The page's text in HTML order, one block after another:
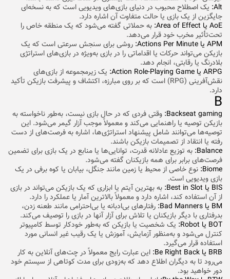
Alt: یک اصطلاح محبوب در دنیای بازی‌های ویدیویی است که به نسخه‌ای
جایگزین از یک بازی یا حالت متفاوت آن اشاره دارد.
AoE یا Area of Effect:
به حملاتی گفته می‌شود که یک منطقه خاص را
تحت‌تأثیر مخرب خود قرار می‌دهد.
APM یا Actions Per Minute:
روشی برای سنجش سرعتی است که یک
بازیکن می‌تواند حرکات یا اقداماتی را در بازی به‌ویژه در بازی‌های استراتژی
بلادرنگ یا رقابتی، انجام دهد.
ARPG یا Action Role-Playing Game:
یک زیرمجموعه از بازی‌های
نقش‌آفرینی (RPG) است که بر روی مبارزه، اکتشاف و پیشرفت بازیکن تأکید
دارد.
B
Backseat gaming: وقتی فردی که در حال بازی نیست، به‌طور ناخواسته به
بازیکن توصیه یا راهنمایی می‌کند و معمولاً موجب آزار گیمر می‌شود. این
توصیه‌ها می‌توانند شامل پیشنهاد استراتژی‌ها، اشاره به فرصت‌های از دست
رفته یا انتقاد از تصمیمات بازیکن باشند.
Balance: به توزیع عادلانه قدرت، توانایی‌ها یا منابع در یک بازی برای تضمین
فرصت‌های برابر برای همه بازیکنان گفته می‌شود.
Biome: نوع خاصی از محیط یا زمین مانند جنگل، بیابان یا کوه برفی در یک
بازی ویدیویی است.
BIS یا Best in Slot:
به بهترین آیتم یا ابزاری که یک بازیکن می‌تواند در بازی
از آن استفاده کند، اشاره دارد و معمولاً بالاترین آمار یا عملکرد را دارد.
BM یا Bad Manners:
رفتارهای بی‌ادبانه یا بی‌احترامی مانند طعنه زدن،
بدرفتاری با دیگر بازیکنان یا تلاش برای آزار آنها در بازی را توصیف می‌‌کند.
BOT یا Robot:
یک شخصیت یا بازیکن که به‌طور خودکار توسط کامپیوتر
کنترل می‌شود و به‌منظور آزمایش، آموزش یا یک رقیب غیر انسانی مورد
استفاده قرار می‌گیرد.
BRB یا Be Right Back:
این عبارت رایج معمولاً در چت‌های آنلاین به کار
می‌رود تا به دیگران اطلاع دهد که به‌زودی برای مدت کوتاهی از سیستم خود
دور خواهید بود.